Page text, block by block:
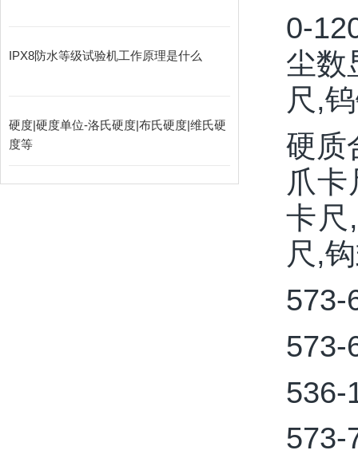
IPX8防水等级试验机工作原理是什么
硬度|硬度单位-洛氏硬度|布氏硬度|维氏硬
度等
0-
尘数
尺,
硬质
爪
卡尺
尺,
573-
573-
536-
573-